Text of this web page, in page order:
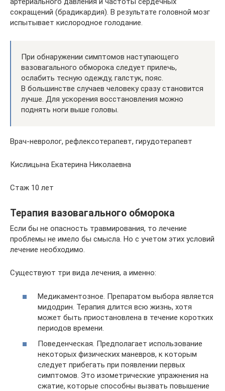
сокращений (брадикардия). В результате головной мозг
испытывает кислородное голодание.
При обнаружении симптомов наступающего
вазовагального обморока следует прилечь,
ослабить тесную одежду, галстук, пояс.
В большинстве случаев человеку сразу становится
лучше. Для ускорения восстановления можно
поднять ноги выше головы.
Врач-невролог, рефлексотерапевт, гирудотерапевт
Кислицына Екатерина Николаевна
Стаж 10 лет
Терапия вазовагального обморока
Если бы не опасность травмирования, то лечение
проблемы не имело бы смысла. Но с учетом этих условий
лечение необходимо.
Существуют три вида лечения, а именно:
Медикаментозное. Препаратом выбора является
мидодрин. Терапия длится всю жизнь, хотя
может быть приостановлена в течение коротких
периодов времени.
Поведенческая. Предполагает использование
некоторых физических маневров, к которым
следует прибегать при появлении первых
симптомов. Это изометрические упражнения на
сжатие, которые способны вызвать повышение